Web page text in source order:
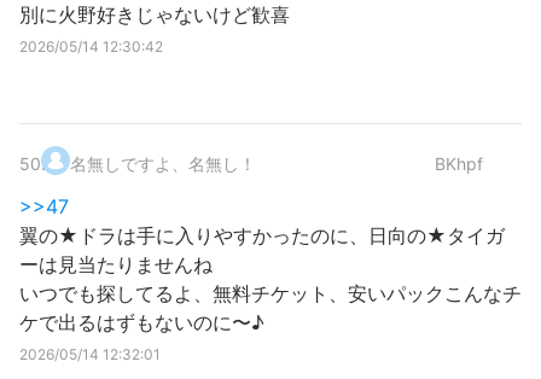
別に火野好きじゃないけど歓喜
2026/05/14 12:30:42
50. 名無しですよ、名無し！ BKhpf
>>47
翼の★ドラは手に入りやすかったのに、日向の★タイガ
ーは見当たりませんね
いつでも探してるよ、無料チケット、安いパックこんなチ
ケで出るはずもないのに〜♪
2026/05/14 12:32:01